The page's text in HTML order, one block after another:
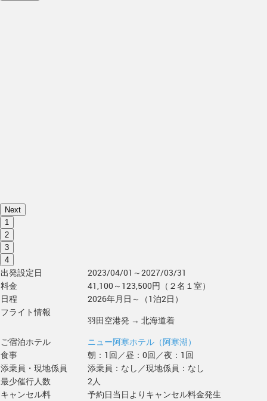
Next
1
2
3
4
出発設定日
2023/04/01～2027/03/31
料金
41,100～123,500円（２名１室）
日程
2026年月日～（1泊2日）
フライト情報
羽田空港発 → 北海道着
ご宿泊ホテル
ニュー阿寒ホテル（阿寒湖）
食事
朝：1回／昼：0回／夜：1回
添乗員・現地係員
添乗員：なし／現地係員：なし
最少催行人数
2人
キャンセル料
予約日当日よりキャンセル料金発生